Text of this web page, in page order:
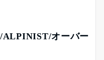
ALPINIST/オーバー